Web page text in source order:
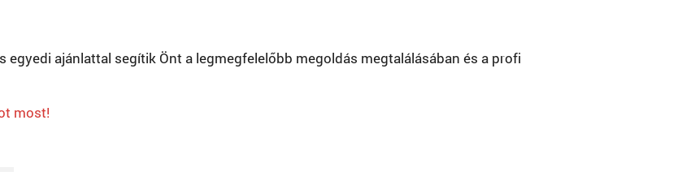
egyedi ajánlattal segítik Önt a legmegfelelőbb megoldás megtalálásában és a profi
most!